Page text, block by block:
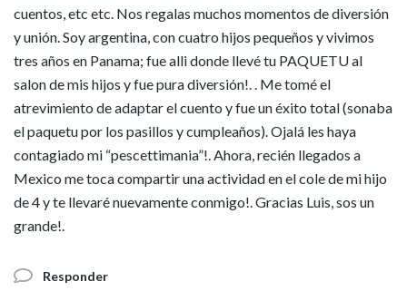
cuentos, etc etc. Nos regalas muchos momentos de diversión
y unión. Soy argentina, con cuatro hijos pequeños y vivimos
tres años en Panama; fue alli donde llevé tu PAQUETU al
salon de mis hijos y fue pura diversión!. . Me tomé el
atrevimiento de adaptar el cuento y fue un éxito total (sonaba
el paquetu por los pasillos y cumpleaños). Ojalá les haya
contagiado mi “pescettimania”!. Ahora, recién llegados a
Mexico me toca compartir una actividad en el cole de mi hijo
de 4 y te llevaré nuevamente conmigo!. Gracias Luis, sos un
grande!.
Responder